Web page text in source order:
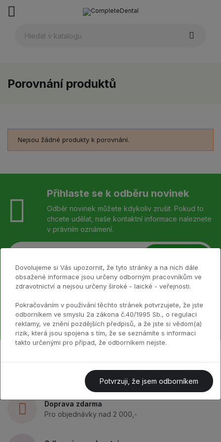
Porovnání produktů
Nejsou žádné produkty k porovnání.
Přihlaste se k odběru novinek
Odběr novinek můžete kdykoliv zrušit. Pokud to
chcete udělat, naše kontaktní informace naleznete
v právním oznámení.
+420 773 980 491
Ryze česká rodinná firma
30 let mezi zubními techniky
Doprava zdarma
Pro objednávky nad 2 000,-
Dovolujeme si Vás upozornit, že tyto stránky a na nich dále
obsažené informace jsou určeny odborným pracovníkům ve
zdravotnictví a nejsou určeny široké - laické - veřejnosti.
Pokračováním v používání těchto stránek potvrzujete, že jste
odborníkem ve smyslu 2a zákona č.40/1995 Sb., o regulaci
reklamy, ve znění pozdějších předpisů, a že jste si vědom(a)
rizik, která jsou spojena s tím, že se seznámíte s informaci
takto určenými pro případ, že odborníkem nejste.
Potvrzuji, že jsem odborníkem